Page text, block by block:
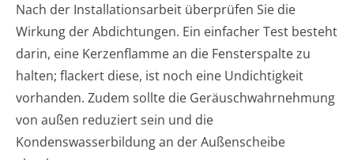
Nach der Installationsarbeit überprüfen Sie die
Wirkung der Abdichtungen. Ein einfacher Test besteht
darin, eine Kerzenflamme an die Fensterspalte zu
halten; flackert diese, ist noch eine Undichtigkeit
vorhanden. Zudem sollte die Geräuschwahrnehmung
von außen reduziert sein und die
Kondenswasserbildung an der Außenscheibe